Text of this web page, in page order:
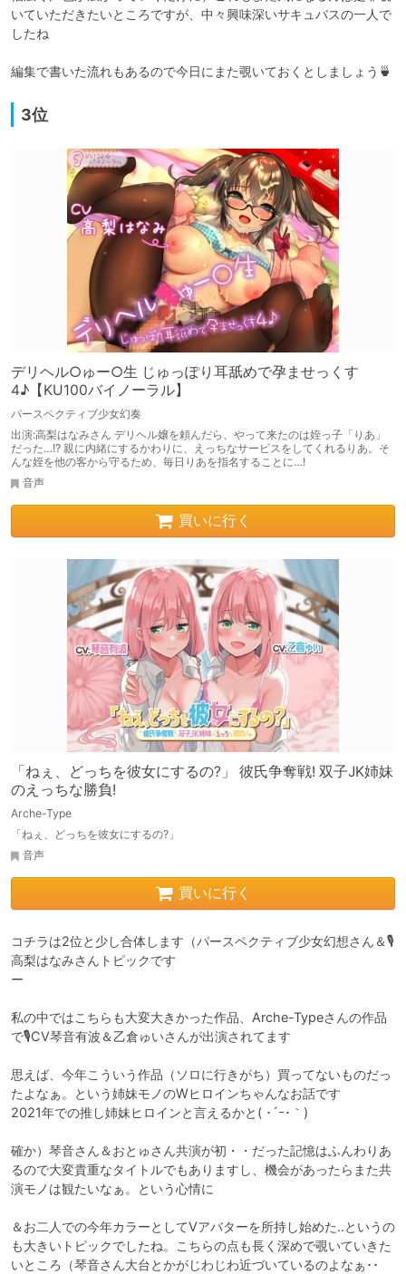
いていただきたいところですが、中々興味深いサキュバスの一人で
したね
編集で書いた流れもあるので今日にまた覗いておくとしましょう🍵
3位
デリヘル○ゅー○生 じゅっぽり耳舐めで孕ませっくす
4♪【KU100バイノーラル】
パースペクティブ少女幻奏
出演:高梨はなみさん デリヘル嬢を頼んだら、やって来たのは姪っ子「りあ」
だった…!? 親に内緒にするかわりに、えっちなサービスをしてくれるりあ。そ
んな姪を他の客から守るため、毎日りあを指名することに…!
音声
買いに行く
「ねぇ、どっちを彼女にするの?」 彼氏争奪戦! 双子JK姉妹
のえっちな勝負!
Arche-Type
「ねぇ、どっちを彼女にするの?」
音声
買いに行く
コチラは2位と少し合体します（パースペクティブ少女幻想さん＆🎙
高梨はなみさんトピックです
ー
私の中ではこちらも大変大きかった作品、Arche-Typeさんの作品
で🎙CV琴音有波＆乙倉ゅいさんが出演されてます
思えば、今年こういう作品（ソロに行きがち）買ってないものだっ
たよなぁ。という姉妹モノのWヒロインちゃんなお話です
2021年での推し姉妹ヒロインと言えるかと( ･´ｰ･｀)
確か）琴音さん＆おとゅさん共演が初・・だった記憶はふんわりあ
るので大変貴重なタイトルでもありますし、機会があったらまた共
演モノは観たいなぁ。という心情に
＆お二人での今年カラーとしてVアバターを所持し始めた‥というの
も大きいトピックでしたね。こちらの点も長く深めで覗いていきた
いところ（琴音さん大台とかがじわじわ近づいているのよなぁ･･